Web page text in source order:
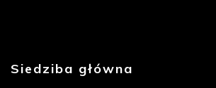
Siedziba główna